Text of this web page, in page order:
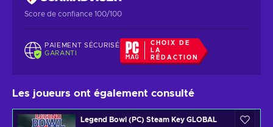
Score de confiance 100/100
PAIEMENT SÉCURISÉ
GARANTI
CHOIX DE
LA
RÉDACTION
Les joueurs ont également consulté
Legend Bowl (PC) Steam Key GLOBAL